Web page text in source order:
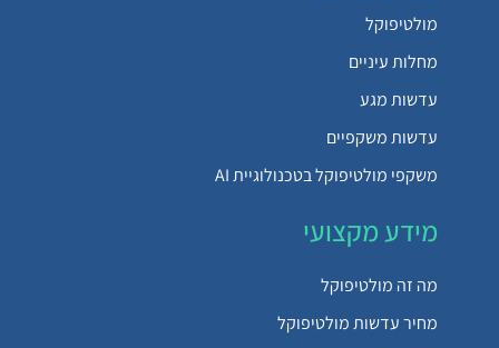
מולטיפוקל
מחלות עיניים
עדשות מגע
עדשות משקפיים
משקפי מולטיפוקל בטכנולוגיית AI
מידע מקצועי
מה זה מולטיפוקל
מחיר עדשות מולטיפוקל